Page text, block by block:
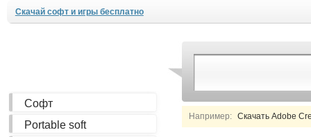
Скачай софт и игры бесплатно
Например: Скачать Adobe
Софт
Portable soft